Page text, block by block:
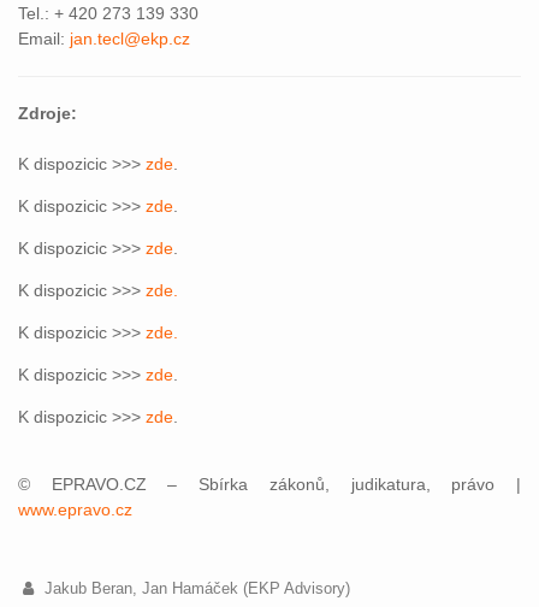
Tel.: + 420 273 139 330
Email: jan.tecl@ekp.cz
Zdroje:
K dispozicic >>> zde
K dispozicic >>> zde
K dispozicic >>> zde
K dispozicic >>> zde.
K dispozicic >>> zde.
K dispozicic >>> zde
K dispozicic >>> zde
© EPRAVO.CZ – Sbírka zákonů, judikatura, právo |
www.epravo.cz
Jakub Beran, Jan Hamáček (EKP Advisory)